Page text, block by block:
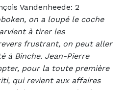
Vandenheede: 2
on a loupé le coche
à tirer les
frustrant, on peut aller
à Binche. Jean-Pierre
pour la toute première
qui revient aux affaires